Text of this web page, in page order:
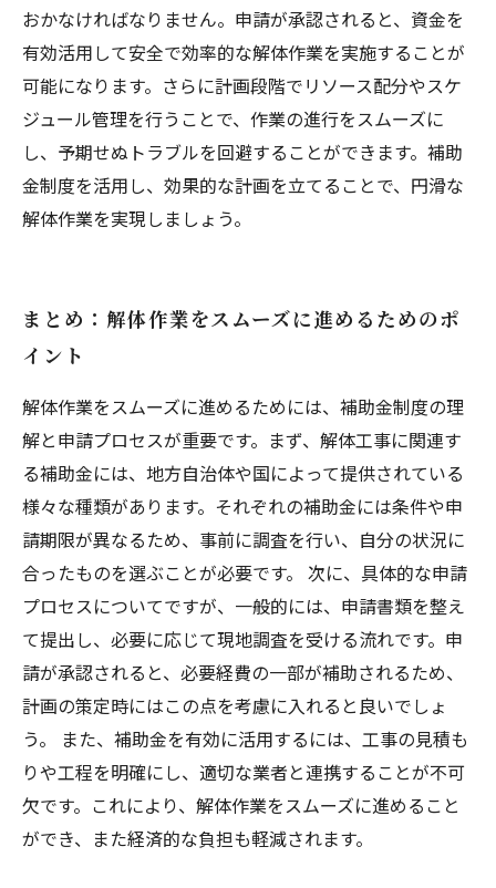
おかなければなりません。申請が承認されると、資金を
有効活用して安全で効率的な解体作業を実施することが
可能になります。さらに計画段階でリソース配分やスケ
ジュール管理を行うことで、作業の進行をスムーズに
し、予期せぬトラブルを回避することができます。補助
金制度を活用し、効果的な計画を立てることで、円滑な
解体作業を実現しましょう。
まとめ：解体作業をスムーズに進めるためのポ
イント
解体作業をスムーズに進めるためには、補助金制度の理
解と申請プロセスが重要です。まず、解体工事に関連す
る補助金には、地方自治体や国によって提供されている
様々な種類があります。それぞれの補助金には条件や申
請期限が異なるため、事前に調査を行い、自分の状況に
合ったものを選ぶことが必要です。 次に、具体的な申請
プロセスについてですが、一般的には、申請書類を整え
て提出し、必要に応じて現地調査を受ける流れです。申
請が承認されると、必要経費の一部が補助されるため、
計画の策定時にはこの点を考慮に入れると良いでしょ
う。 また、補助金を有効に活用するには、工事の見積も
りや工程を明確にし、適切な業者と連携することが不可
欠です。これにより、解体作業をスムーズに進めること
ができ、また経済的な負担も軽減されます。